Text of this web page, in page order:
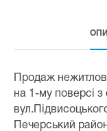
Продаж
на 1-му поверсі
Печерський